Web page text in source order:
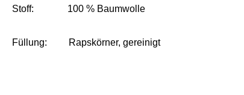
Stoff: 100 % Baumwolle
Füllung: Rapskörner, gereinigt